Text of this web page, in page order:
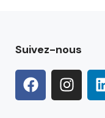
Suivez-nous